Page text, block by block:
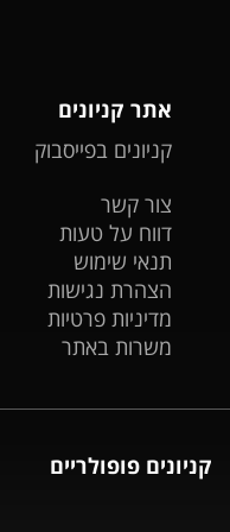
אתר קניונים
קניונים בפייסבוק
צור קשר
דווח על טעות
תנאי שימוש
הצהרת נגישות
מדיניות פרטיות
משרות באתר
קניונים פופולריים